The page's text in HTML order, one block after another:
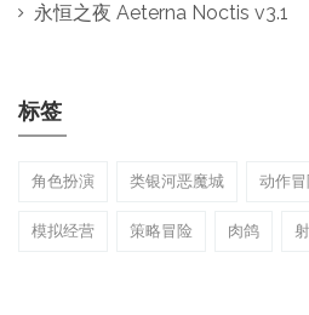
永恒之夜 Aeterna Noctis v3.1
标签
角色扮演 类银河恶魔城 动作冒
模拟经营 策略冒险 肉鸽